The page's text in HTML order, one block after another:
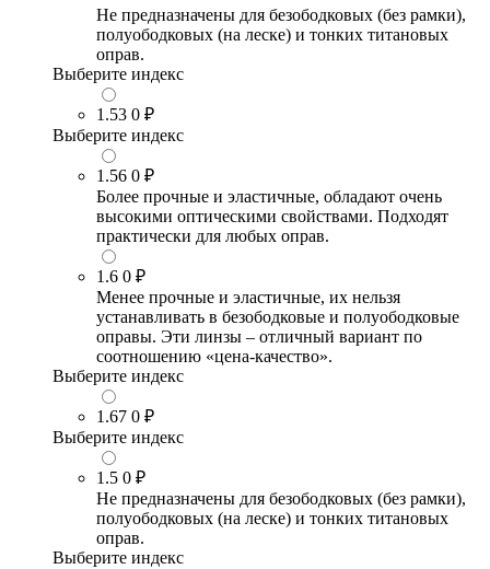
Не предназначены для безободковых (без рамки),
полуободковых (на леске) и тонких титановых
оправ.
Выберите индекс
1.53 0 ₽
Выберите индекс
1.56 0 ₽
Более прочные и эластичные, обладают очень
высокими оптическими свойствами. Подходят
практически для любых оправ.
1.6 0 ₽
Менее прочные и эластичные, их нельзя
устанавливать в безободковые и полуободковые
оправы. Эти линзы – отличный вариант по
соотношению «цена-качество».
Выберите индекс
1.67 0 ₽
Выберите индекс
1.5 0 ₽
Не предназначены для безободковых (без рамки),
полуободковых (на леске) и тонких титановых
оправ.
Выберите индекс